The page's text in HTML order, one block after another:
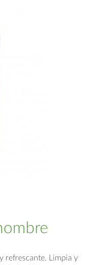
refrescante. Limpia y